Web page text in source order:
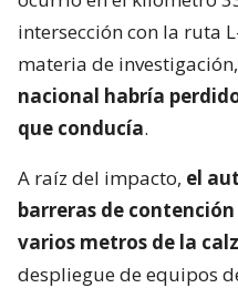
intersección con la ruta
materia de investigación,
nacional habría
que conducía.
A raíz del impacto, el
barreras de
varios metros de la
despliegue de equipos